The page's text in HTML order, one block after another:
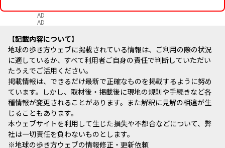
AD
AD
記載内容について
地球の歩き方ウェブに掲載されている情報は、ご利用の際の状況
に適しているか、すべて利用者ご自身の責任で判断していただい
たうえでご活用ください。
掲載情報は、できるだけ最新で正確なものを掲載するように努め
ています。しかし、取材後・掲載後に現地の規則や手続きなど各
種情報が変更されることがあります。また解釈に見解の相違が生
じることもあります。
本ウェブサイトを利用して生じた損失や不都合などについて、弊
社は一切責任を負わないものとします。
※地球の歩き方ウェブの情報修正・更新依頼